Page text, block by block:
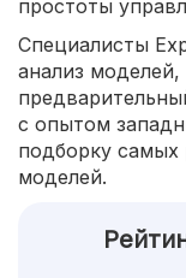
простоты
Специалисты
анализ
с опытом
подборку самых
моделей.